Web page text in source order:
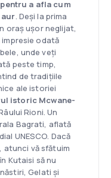
a afla cum
. Deși la prima
oraș ușor neglijat,
odată
unde veți
peste timp,
de tradițiile
ale istoriei
istoric Mcwane-
Rioni. Un
Bagrati, aflată
UNESCO. Dacă
atunci vă sfătuim
Kutaisi să nu
Gelati și